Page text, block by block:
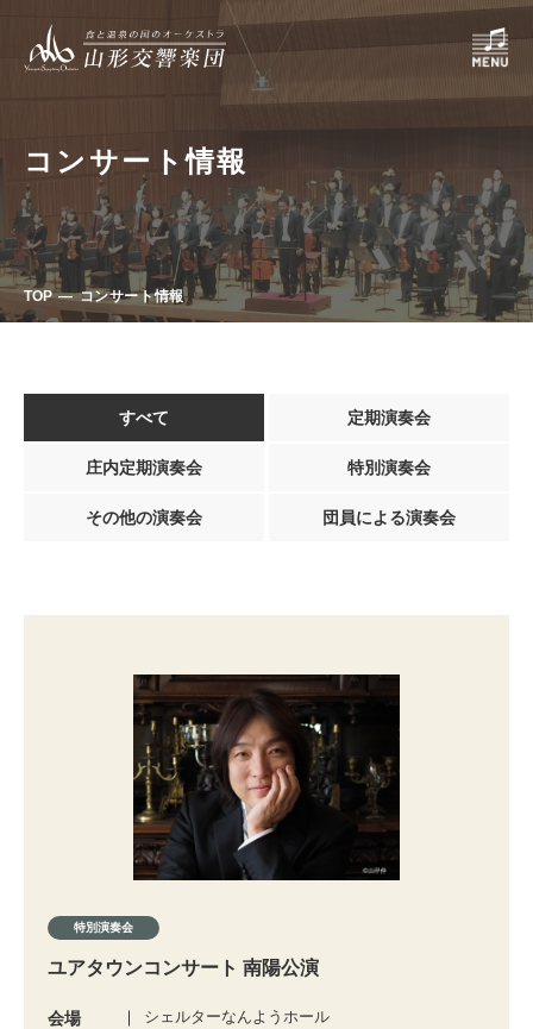
コンサート情報
TOP コンサート情報
すべて 定期演奏会
庄内定期演奏会 特別演奏会
その他の演奏会 団員による演奏会
特別演奏会
ユアタウンコンサート 南陽公演
会場 シェルターなんようホール